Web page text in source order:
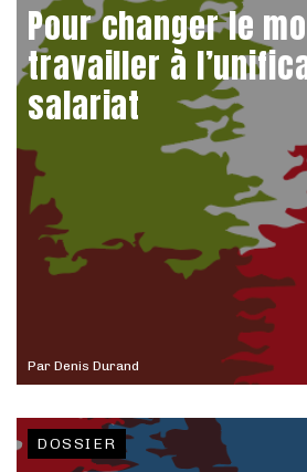
Par Denis Durand
Pour changer le
travailler à
salariat
DOSSIER